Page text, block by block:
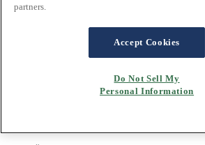
Inspiration
Einrichtungsstile
Aktionen
partners.
Accept Cookies
Do Not Sell My
Personal Information